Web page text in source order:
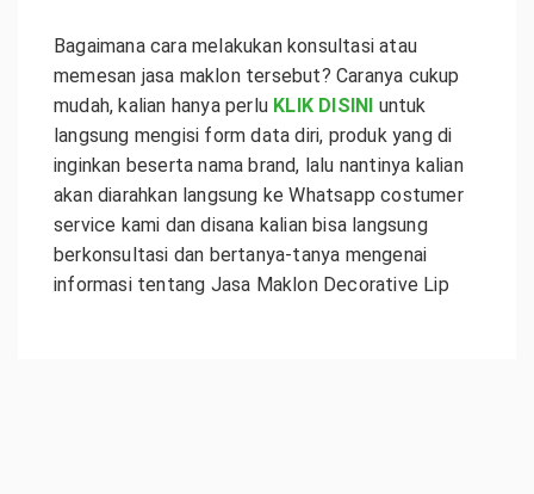
Bagaimana cara melakukan konsultasi atau
memesan jasa maklon tersebut? Caranya cukup
mudah, kalian hanya perlu KLIK DISINI untuk
langsung mengisi form data diri, produk yang di
inginkan beserta nama brand, lalu nantinya kalian
akan diarahkan langsung ke Whatsapp costumer
service kami dan disana kalian bisa langsung
berkonsultasi dan bertanya-tanya mengenai
informasi tentang Jasa Maklon Decorative Lip